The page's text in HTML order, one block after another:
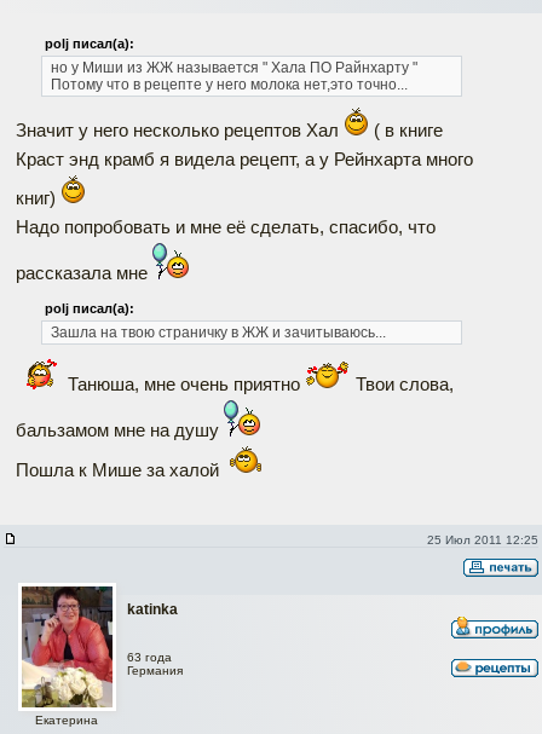
polj писал(а):
но у Миши из ЖЖ называется " Хала ПО Райнхарту "
Потому что в рецепте у него молока нет,это точно...
Значит у него несколько рецептов Хал
( в книге
Краст энд крамб я видела рецепт, а у Рейнхарта много
книг)
Надо попробовать и мне её сделать, спасибо, что
рассказала мне
polj писал(а):
Зашла на твою страничку в ЖЖ и зачитываюсь...
Танюша, мне очень приятно Твои слова,
бальзамом мне на душу
Пошла к Мише за халой
25 Июл 2011 12:25
katinka
Екатерина
63 года
Германия